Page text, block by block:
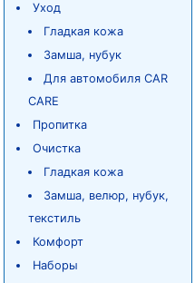
Уход
Гладкая кожа
Замша, нубук
Для автомобиля CAR
CARE
Пропитка
Очистка
Гладкая кожа
Замша, велюр, нубук,
текстиль
Комфорт
Наборы